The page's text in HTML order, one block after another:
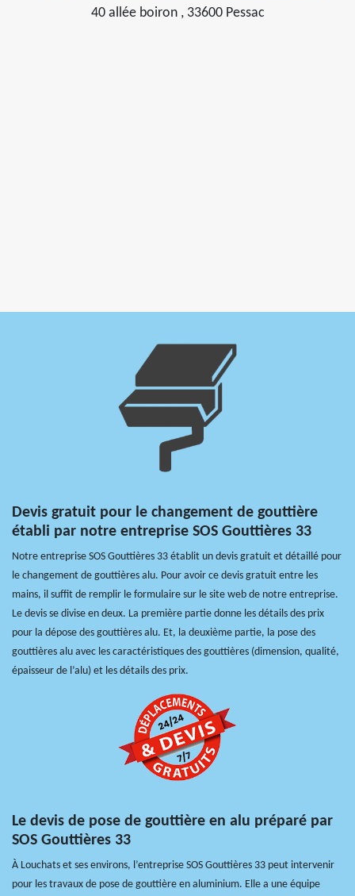
40 allée boiron , 33600 Pessac
Devis gratuit pour le changement de gouttière
établi par notre entreprise SOS Gouttières 33
Notre entreprise SOS Gouttières 33 établit un devis gratuit et détaillé pour
le changement de gouttières alu. Pour avoir ce devis gratuit entre les
mains, il suffit de remplir le formulaire sur le site web de notre entreprise.
Le devis se divise en deux. La première partie donne les détails des prix
pour la dépose des gouttières alu. Et, la deuxième partie, la pose des
gouttières alu avec les caractéristiques des gouttières (dimension, qualité,
épaisseur de l’alu) et les détails des prix.
Le devis de pose de gouttière en alu préparé par
SOS Gouttières 33
À Louchats et ses environs, l’entreprise SOS Gouttières 33 peut intervenir
pour les travaux de pose de gouttière en aluminium. Elle a une équipe